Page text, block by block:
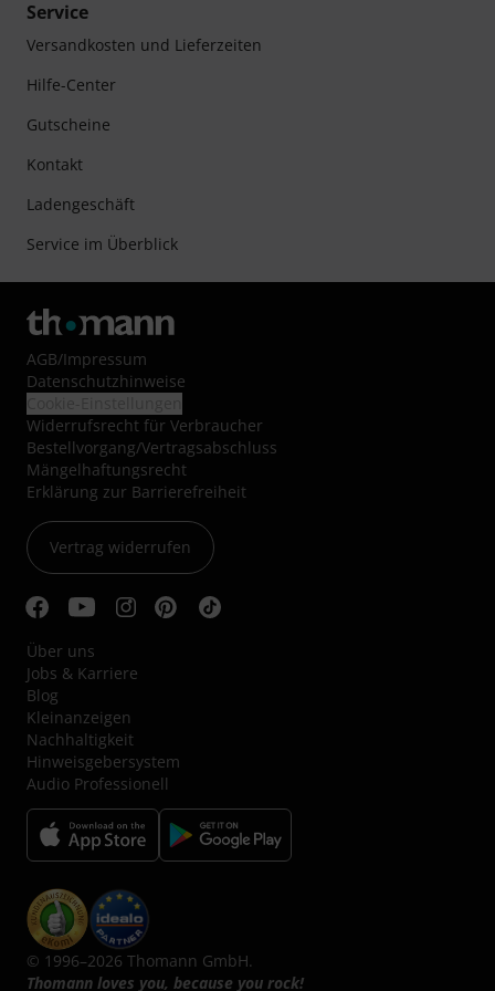
Service
Versandkosten und Lieferzeiten
Hilfe-Center
Gutscheine
Kontakt
Ladengeschäft
Service im Überblick
AGB/Impressum
Datenschutzhinweise
Widerrufsrecht für Verbraucher
Bestellvorgang/Vertragsabschluss
Mängelhaftungsrecht
Erklärung zur Barrierefreiheit
Vertrag widerrufen
Über uns
Jobs & Karriere
Blog
Kleinanzeigen
Nachhaltigkeit
Hinweisgebersystem
Audio Professionell
© 1996–2026 Thomann GmbH.
Thomann loves you, because you rock!